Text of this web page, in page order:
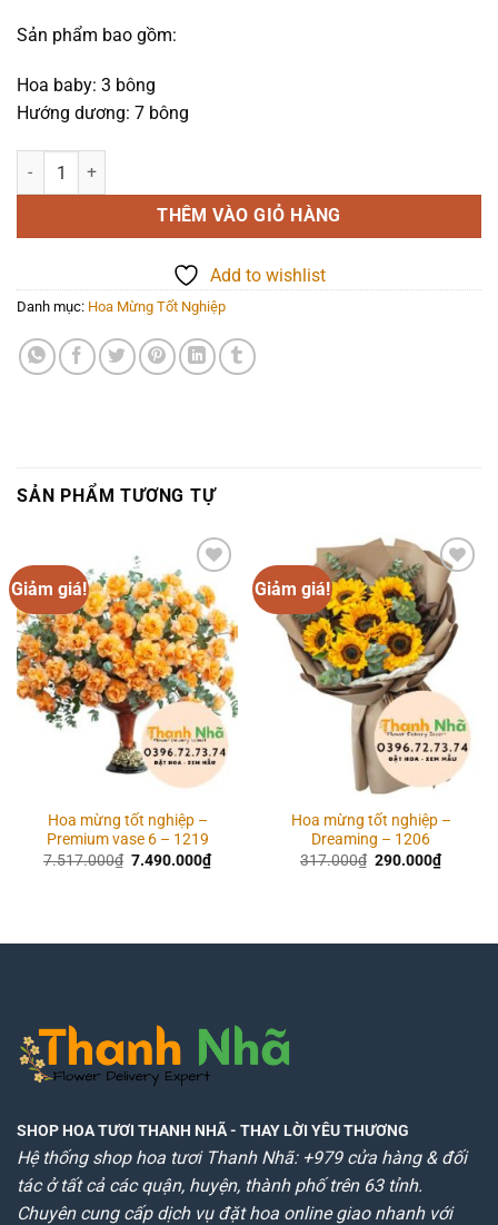
Sản phẩm bao gồm:
Hoa baby: 3 bông
Hướng dương: 7 bông
Hoa mừng tốt nghiệp - Ngày nắng rực rỡ - 1203 số lượng
THÊM VÀO GIỎ HÀNG
Add to wishlist
Danh mục: Hoa Mừng Tốt Nghiệp
SẢN PHẨM TƯƠNG TỰ
Giảm giá!
Add to
wishlist
Hoa mừng tốt nghiệp –
Premium vase 6 – 1219
7.517.000₫ Giá
7.490.000₫Giá
hiện
Giảm giá!
Add to
wishlist
Hoa mừng tốt nghiệp –
Dreaming – 1206
317.000₫ Giá
290.000₫Giá
hiện
SHOP HOA TƯƠI THANH NHÃ- THAY LỜI YÊU THƯƠNG
Hệ thống shop hoa tươi Thanh Nhã: +979 cửa hàng & đối
tác ở tất cả các quận, huyện, thành phố trên 63 tỉnh.
Chuyên cung cấp dịch vụ đặt hoa online giao nhanh với